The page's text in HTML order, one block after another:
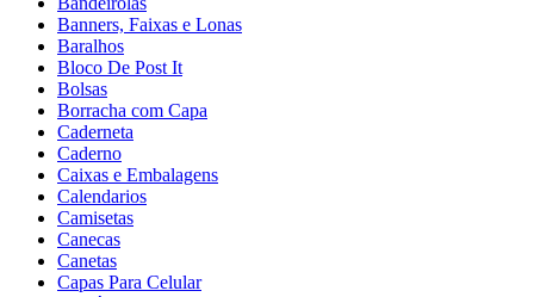
Banners, Faixas e Lonas
Baralhos
Bloco De Post It
Bolsas
Borracha com Capa
Caderneta
Caderno
Caixas e Embalagens
Calendarios
Camisetas
Canecas
Canetas
Capas Para Celular